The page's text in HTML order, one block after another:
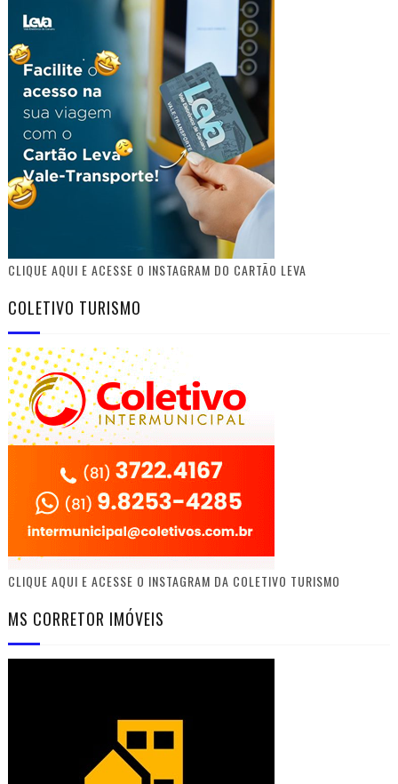
CLIQUE AQUI E ACESSE O INSTAGRAM DO CARTÃO LEVA
COLETIVO TURISMO
CLIQUE AQUI E ACESSE O INSTAGRAM DA COLETIVO TURISMO
MS CORRETOR IMÓVEIS